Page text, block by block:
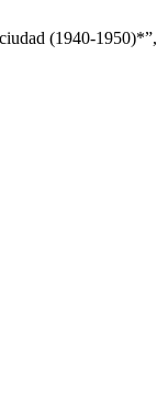
(1940-1950)*”,